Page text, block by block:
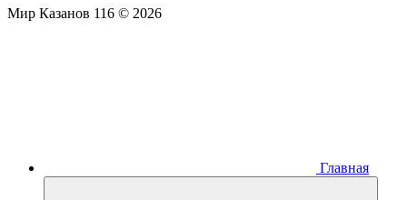
Мир Казанов 116 © 2026
Главная